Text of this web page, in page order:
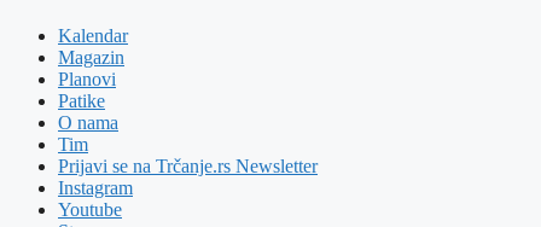
Kalendar
Magazin
Planovi
Patike
O nama
Tim
Prijavi se na Trčanje.rs Newsletter
Instagram
Youtube